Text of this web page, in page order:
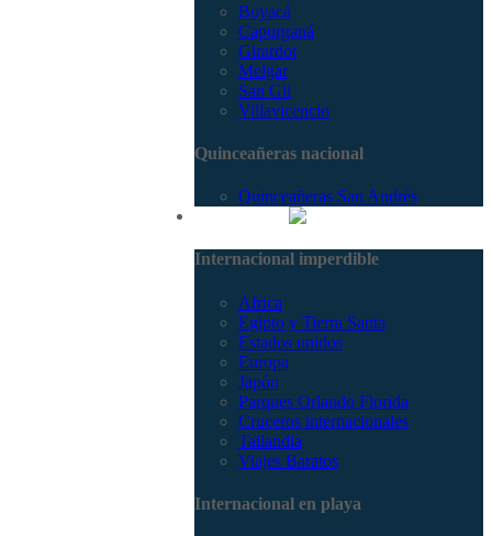
Boyacá
Capurganá
Girardot
Melgar
San Gil
Villavicencio
Quinceañeras nacional
Quinceañeras San Andrés
Internacional imperdible
Africa
Egipto y Tierra Santa
Estados unidos
Europa
Japón
Parques Orlando Florida
Cruceros internacionales
Tailandia
Viajes Baratos
Internacional en playa